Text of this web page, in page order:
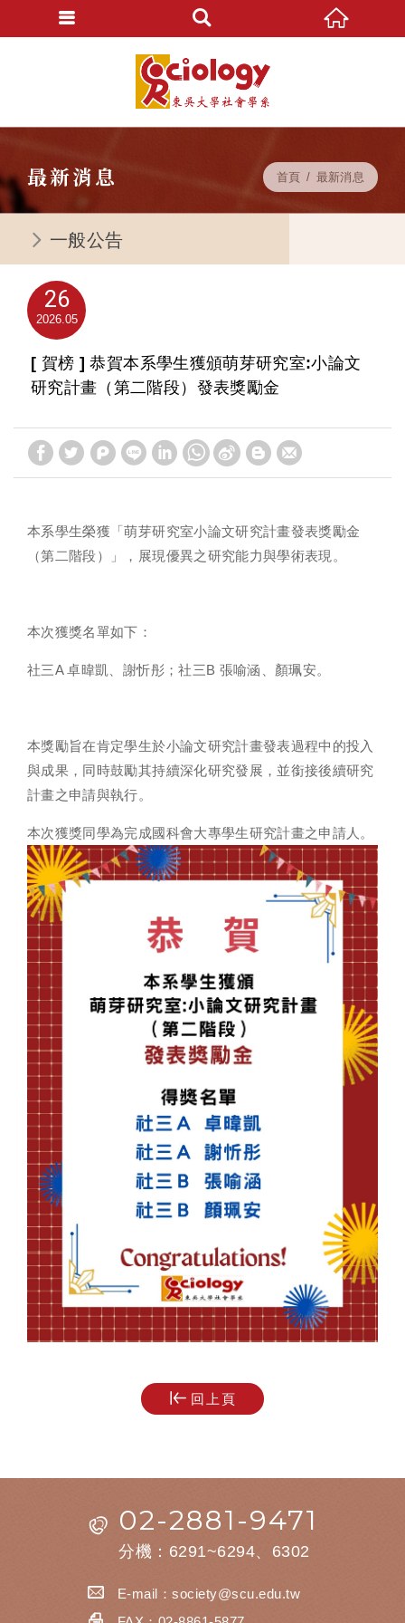
最新消息 首頁 最新消息
一般公告
26
05
2026
[ 賀榜 ] 恭賀本系學生獲頒萌芽研究室:小論文
研究計畫（第二階段）發表獎勵金
本系學生榮獲「萌芽研究室小論文研究計畫發表獎勵金
（第二階段）」，展現優異之研究能力與學術表現。
本次獲獎名單如下：
社三A 卓暐凱、謝忻彤；社三B 張喻涵、顏珮安。
本獎勵旨在肯定學生於小論文研究計畫發表過程中的投入
與成果，同時鼓勵其持續深化研究發展，並銜接後續研究
計畫之申請與執行。
本次獲獎同學為完成國科會大專學生研究計畫之申請人。
回上頁
02-2881-9471
分機：6291~6294、6302
E-mail：society@scu.edu.tw